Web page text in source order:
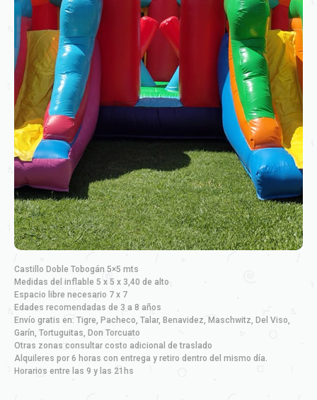
Castillo Doble Tobogán 5×5 mts
Medidas del inflable 5 x 5 x 3,40 de alto
Espacio libre necesario 7 x 7
Edades recomendadas de 3 a 8 años
Envío gratis en: Tigre, Pacheco, Talar, Benavidez, Maschwitz, Del Viso,
Garín, Tortuguitas, Don Torcuato
Otras zonas consultar costo adicional de traslado
Alquileres por 6 horas con entrega y retiro dentro del mismo día.
Horarios entre las 9 y las 21hs